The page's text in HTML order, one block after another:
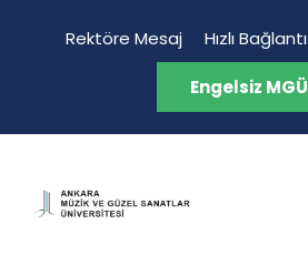
Rektöre Mesaj Hızlı Bağlantı
Engelsiz MGÜ